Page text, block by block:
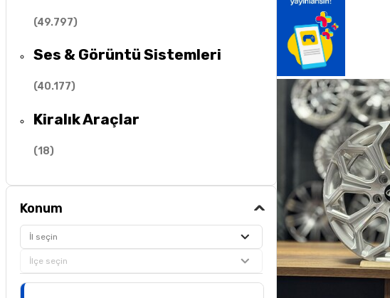
(49.797)
Ses & Görüntü Sistemleri
(40.177)
Kiralık Araçlar
(18)
Konum
İl seçin
İlçe seçin